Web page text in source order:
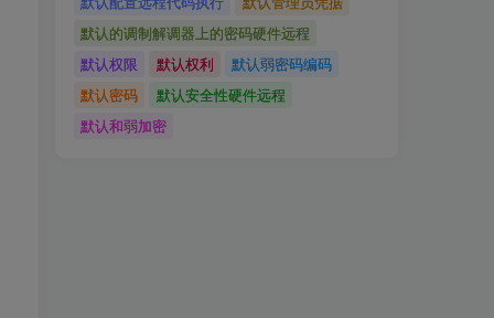
默认的调制解调器上的密码硬件远程
默认权限
默认权利
默认弱密码编码
默认密码
默认安全性硬件远程
默认和弱加密